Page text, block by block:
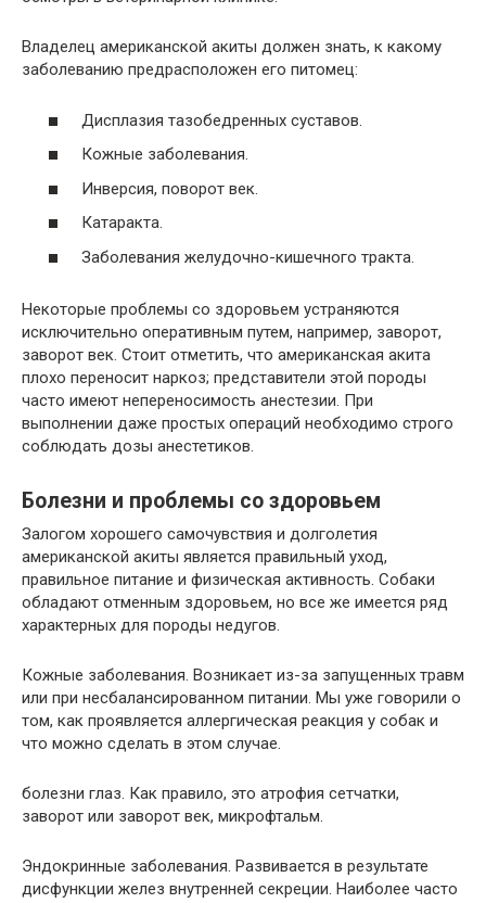
Владелец американской акиты должен знать, к какому
заболеванию предрасположен его питомец:
Дисплазия тазобедренных суставов.
Кожные заболевания.
Инверсия, поворот век.
Катаракта.
Заболевания желудочно-кишечного тракта.
Некоторые проблемы со здоровьем устраняются
исключительно оперативным путем, например, заворот,
заворот век. Стоит отметить, что американская акита
плохо переносит наркоз; представители этой породы
часто имеют непереносимость анестезии. При
выполнении даже простых операций необходимо строго
соблюдать дозы анестетиков.
Болезни и проблемы со здоровьем
Залогом хорошего самочувствия и долголетия
американской акиты является правильный уход,
правильное питание и физическая активность. Собаки
обладают отменным здоровьем, но все же имеется ряд
характерных для породы недугов.
Кожные заболевания. Возникает из-за запущенных травм
или при несбалансированном питании. Мы уже говорили о
том, как проявляется аллергическая реакция у собак и
что можно сделать в этом случае.
болезни глаз. Как правило, это атрофия сетчатки,
заворот или заворот век, микрофтальм.
Эндокринные заболевания. Развивается в результате
дисфункции желез внутренней секреции. Наиболее часто